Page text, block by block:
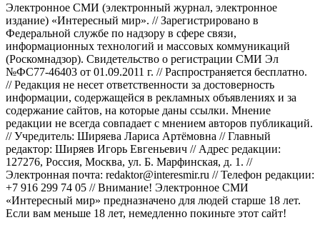
Электронное СМИ (электронный журнал, электронное
издание) «Интересный мир». // Зарегистрировано в
Федеральной службе по надзору в сфере связи,
информационных технологий и массовых коммуникаций
(Роскомнадзор). Свидетельство о регистрации СМИ Эл
№ФС77-46403 от 01.09.2011 г. // Распространяется бесплатно.
// Редакция не несет ответственности за достоверность
информации, содержащейся в рекламных объявлениях и за
содержание сайтов, на которые даны ссылки. Мнение
редакции не всегда совпадает с мнением авторов публикаций.
// Учредитель: Ширяева Лариса Артёмовна // Главный
редактор: Ширяев Игорь Евгеньевич // Адрес редакции:
127276, Россия, Москва, ул. Б. Марфинская, д. 1. //
Электронная почта: redaktor@interesmir.ru // Телефон редакции:
+7 916 299 74 05 // Внимание! Электронное СМИ
«Интересный мир» предназначено для людей старше 18 лет.
Если вам меньше 18 лет, немедленно покиньте этот сайт!